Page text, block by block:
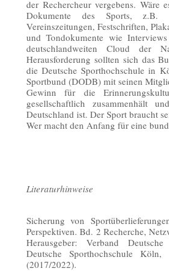
der Rechercheur vergebens.
Dokumente des Sports, z.B.
Vereinszeitungen, Festschriften,
und Tondokumente wie
deutschlandweiten Cloud der
Herausforderung sollten sich das
die Deutsche Sporthochschule in
Sportbund (DODB) mit seinen
Gewinn für die
gesellschaftlich zusammenhält
Deutschland ist. Der Sport braucht
Wer macht den Anfang für eine
Literaturhinweise
Sicherung von
Perspektiven. Bd. 2 Recherche,
Herausgeber: Verband
Deutsche Sporthochschule
(2017/2022).